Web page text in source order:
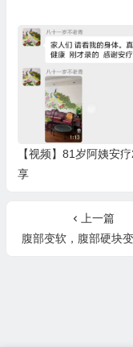
【视频】81岁阿姨安
享
上一篇
腹部变软，腹部硬块变小，胀气/胃有水声/大便黏马